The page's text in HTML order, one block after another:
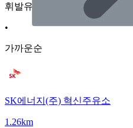
휘발유
•
가까운순
SK에너지(주) 혁신주유소
1.26km